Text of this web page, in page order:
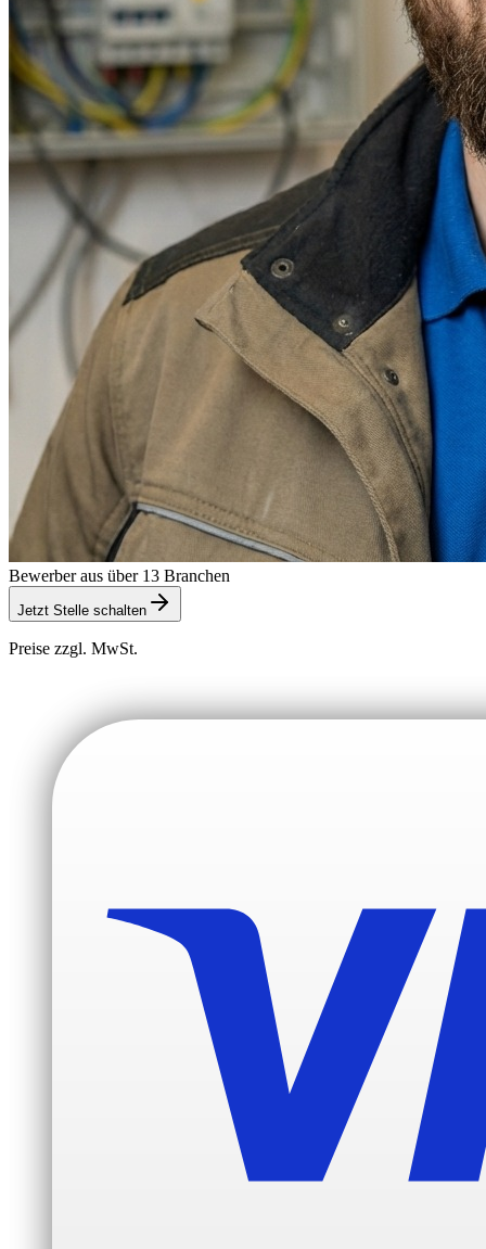
Bewerber aus über 13 Branchen
Jetzt Stelle schalten
Preise zzgl. MwSt.